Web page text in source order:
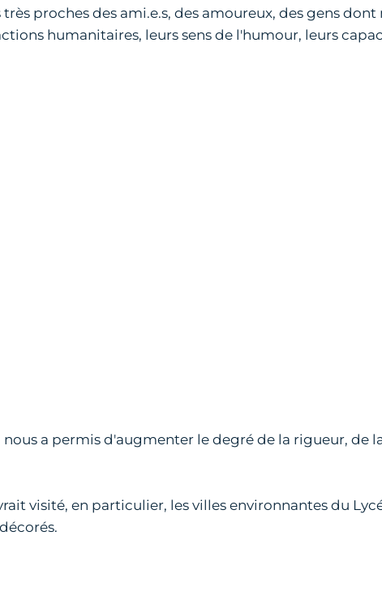
proches des ami.e.s, des amoureux, des gens
humanitaires, leurs sens de l'humour, leurs
nous a permis d'augmenter le degré de la rigueur, de
visité, en particulier, les villes environnantes du